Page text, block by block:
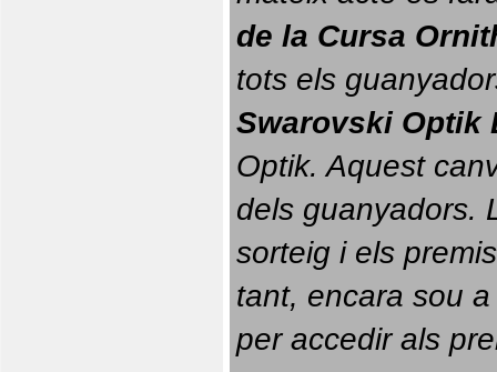
de la Cursa
tots els
Swarovski Optik
Optik. Aquest
dels guanyadors.
sorteig i els
tant, encara sou
per accedir als